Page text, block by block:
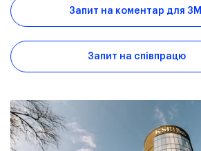
Запит на коментар для ЗМІ
Запит на співпрацю